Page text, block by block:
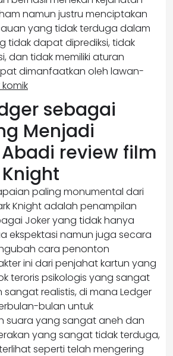
namun justru menciptakan
yang tidak terduga dalam
tidak dapat diprediksi, tidak
dan tidak memiliki aturan
dimanfaatkan oleh lawan-
sebagai
Menjadi
review film
paling monumental dari
Knight adalah penampilan
Joker yang tidak hanya
ekspektasi namun juga secara
cara penonton
ini dari penjahat kartun yang
teroris psikologis yang sangat
realistis, di mana Ledger
bulan untuk
suara yang sangat aneh dan
yang sangat tidak terduga,
seperti telah mengering